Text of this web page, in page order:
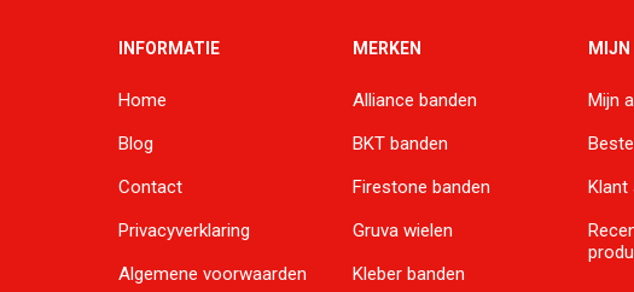
INFORMATIE
Home
Blog
Contact
Privacyverklaring
Algemene voorwaarden
MERKEN
Alliance banden
BKT banden
Firestone banden
Gruva wielen
Kleber banden
MIJN
Mijn
Klant